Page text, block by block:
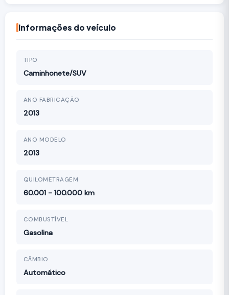
Informações do veículo
TIPO
Caminhonete/SUV
ANO FABRICAÇÃO
2013
ANO MODELO
2013
QUILOMETRAGEM
60.001 - 100.000 km
COMBUSTÍVEL
Gasolina
CÂMBIO
Automático